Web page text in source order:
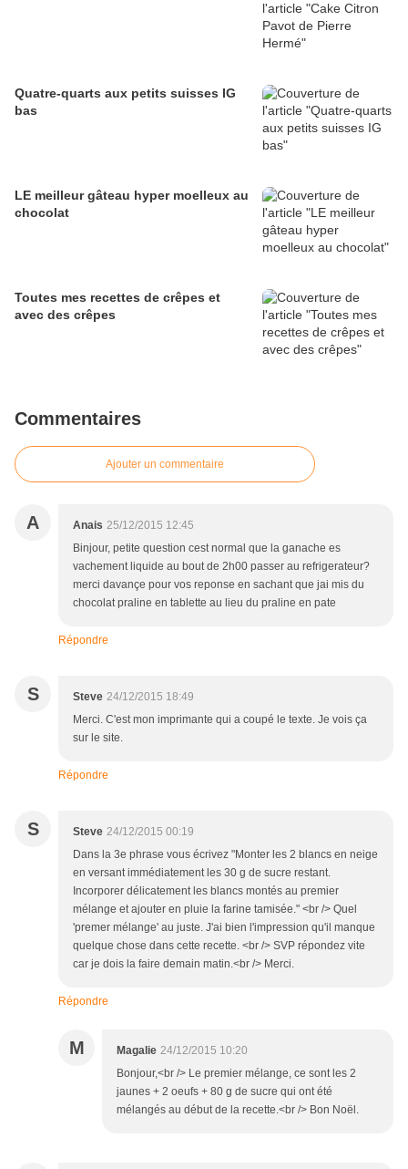
Quatre-quarts aux petits suisses IG
bas
LE meilleur gâteau hyper moelleux au
chocolat
Toutes mes recettes de crêpes et
avec des crêpes
Commentaires
Ajouter un commentaire
A Anais 25/12/2015 12:45
Binjour, petite question cest normal que la ganache es
vachement liquide au bout de 2h00 passer au refrigerateur?
merci davançe pour vos reponse en sachant que jai mis du
chocolat praline en tablette au lieu du praline en pate
Répondre
S Steve 24/12/2015 18:49
Merci. C'est mon imprimante qui a coupé le texte. Je vois ça
sur le site.
Répondre
S Steve 24/12/2015 00:19
Dans la 3e phrase vous écrivez "Monter les 2 blancs en neige
en versant immédiatement les 30 g de sucre restant.
Incorporer délicatement les blancs montés au premier
mélange et ajouter en pluie la farine tamisée." <br /> Quel
'premer mélange' au juste. J'ai bien l'impression qu'il manque
quelque chose dans cette recette. <br /> SVP répondez vite
car je dois la faire demain matin.<br /> Merci.
Répondre
M Magalie 24/12/2015 10:20
Bonjour,<br /> Le premier mélange, ce sont les 2
jaunes + 2 oeufs + 80 g de sucre qui ont été
mélangés au début de la recette.<br /> Bon Noël.